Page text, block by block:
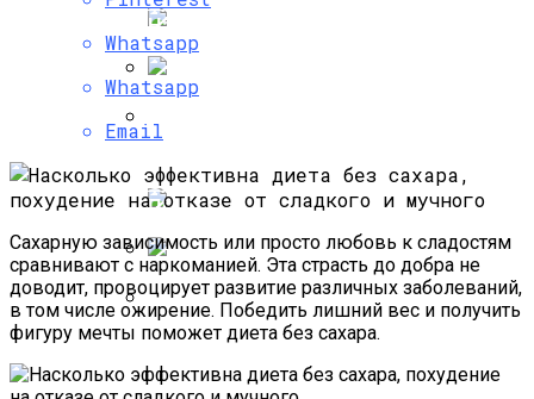
Хроническом Гастрите, Правила Диеты
Что Предусматривает Одна Из Самых
Эффективных Диета 2468, Меню На
Каждый День И Отзывы
Научиться Продавать Что Угодно
Состояние С Помощью
Психологических Тестов?
Способы И Механизмы
Психологической Защиты От
Негативного Влияния
Whatsapp
Whatsapp
Email
Сахарную зависимость или просто любовь к сладостям
сравнивают с наркоманией. Эта страсть до добра не
доводит, провоцирует развитие различных заболеваний,
в том числе ожирение. Победить лишний вес и получить
фигуру мечты поможет диета без сахара.